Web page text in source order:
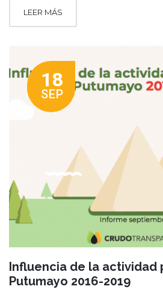
LEER MÁS
18
SEP
Influencia de la actividad
Putumayo 2016-2019